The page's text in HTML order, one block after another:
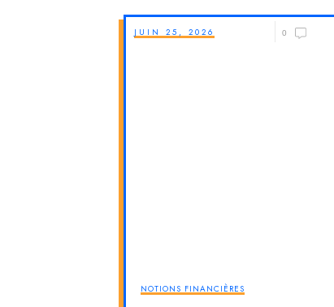
JUIN 25, 2026 0
NOTIONS FINANCIÈRES